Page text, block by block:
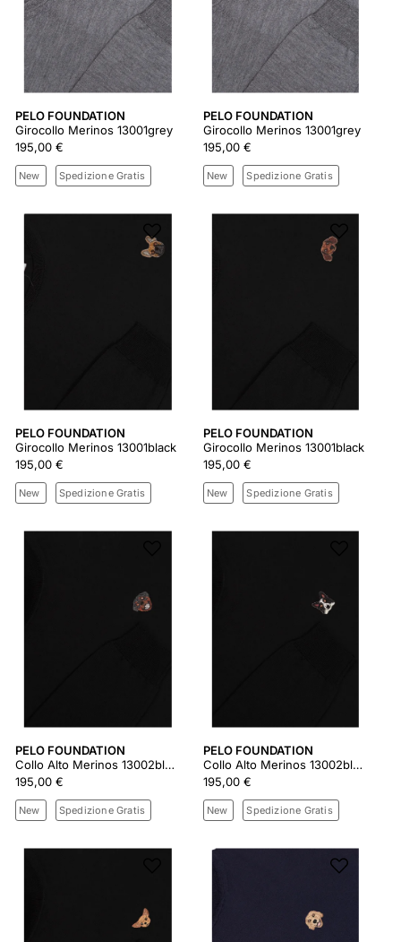
PELO FOUNDATION
Girocollo Merinos 13001grey
195,00 €
New Spedizione Gratis
PELO FOUNDATION
Girocollo Merinos 13001grey
195,00 €
New Spedizione Gratis
PELO FOUNDATION
Girocollo Merinos 13001black
195,00 €
New Spedizione Gratis
PELO FOUNDATION
Girocollo Merinos 13001black
195,00 €
New Spedizione Gratis
PELO FOUNDATION
Collo Alto Merinos 13002black
195,00 €
New Spedizione Gratis
PELO FOUNDATION
Collo Alto Merinos 13002black
195,00 €
New Spedizione Gratis